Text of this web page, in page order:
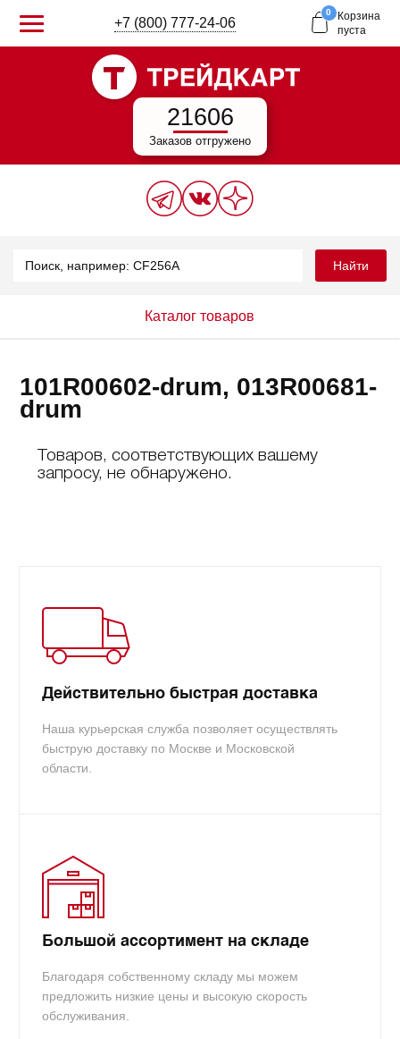
+7 (800) 777-24-06
0
Корзина
пуста
21606
Заказов отгружено
Найти
Каталог товаров
101R00602-drum, 013R00681-
drum
Товаров, соответствующих вашему
запросу, не обнаружено.
Действительно быстрая доставка
Наша курьерская служба позволяет осуществлять
быструю доставку по Москве и Московской
области.
Большой ассортимент на складе
Благодаря собственному складу мы можем
предложить низкие цены и высокую скорость
обслуживания.